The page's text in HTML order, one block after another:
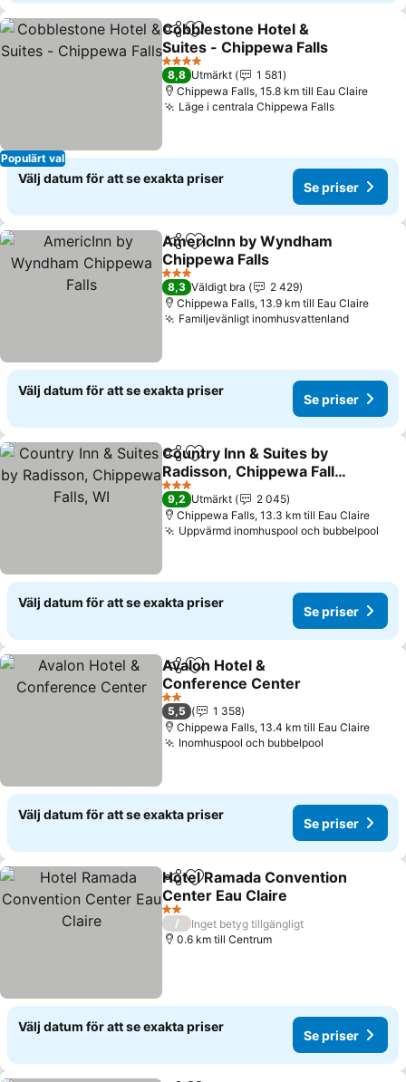
Populärt val
Dela Lägg till i Mina Favoriter
Cobblestone Hotel &
Suites - Chippewa Falls
Se priser
4 Stjärnor
8,8 Utmärkt
1 581
Chippewa Falls, 15.8 km till Eau Claire
Läge i centrala Chippewa FallsSe priser
Välj datum för att se exakta priser
Se priser
Dela Lägg till i Mina Favoriter
AmericInn by Wyndham
Chippewa Falls
Se priser
3 Stjärnor
8,3 Väldigt bra
2 429
Chippewa Falls, 13.9 km till Eau Claire
Familjevänligt inomhusvattenlandSe
Välj datum för att se exakta priser
Se priser
Dela Lägg till i Mina Favoriter
Country Inn & Suites by
Radisson, Chippewa Falls,
WI
Se priser
3 Stjärnor
9,2 Utmärkt
2 045
Chippewa Falls, 13.3 km till Eau Claire
Uppvärmd inomhuspool och bubbelpool
Välj datum för att se exakta priser
Se priser
Dela Lägg till i Mina Favoriter
Avalon Hotel &
Conference Center
Se priser
2 Stjärnor
5,5
1 358
Chippewa Falls, 13.4 km till Eau Claire
Inomhuspool och bubbelpool
Välj datum för att se exakta priser
Se priser
Dela Lägg till i Mina Favoriter
Hotel Ramada Convention
Center Eau Claire
Se priser
2 Stjärnor
/
Inget betyg tillgängligt
0.6 km till Centrum
Välj datum för att se exakta priser
Se priser